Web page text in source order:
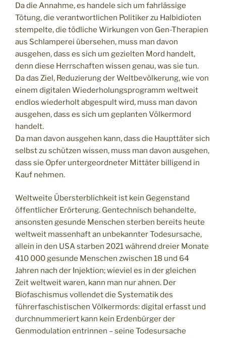
Da die Annahme, es handele sich um fahrlässige
Tötung, die verantwortlichen Politiker zu Halbidioten
stempelte, die tödliche Wirkungen von Gen-Therapien
aus Schlamperei übersehen, muss man davon
ausgehen, dass es sich um gezielten Mord handelt,
denn diese Herrschaften wissen genau, was sie tun.
Da das Ziel, Reduzierung der Weltbevölkerung, wie von
einem digitalen Wiederholungsprogramm weltweit
endlos wiederholt abgespult wird, muss man davon
ausgehen, dass es sich um geplanten Völkermord
handelt.
Da man davon ausgehen kann, dass die Haupttäter sich
selbst zu schützen wissen, muss man davon ausgehen,
dass sie Opfer untergeordneter Mittäter billigend in
Kauf nehmen.
Weltweite Übersterblichkeit ist kein Gegenstand
öffentlicher Erörterung. Gentechnisch behandelte,
ansonsten gesunde Menschen sterben bereits heute
weltweit massenhaft an unbekannter Todesursache,
allein in den USA starben 2021 während dreier Monate
410 000 gesunde Menschen zwischen 18 und 64
Jahren nach der Injektion; wieviel es in der gleichen
Zeit weltweit waren, kann man nur ahnen. Der
Biofaschismus vollendet die Systematik des
führerfaschistischen Völkermords: digital erfasst und
durchnummeriert kann kein Erdenbürger der
Genmodulation entrinnen – seine Todesursache